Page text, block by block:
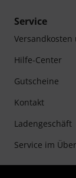
Service
Hilfe-Center
Gutscheine
Kontakt
Ladengeschäft
Service im